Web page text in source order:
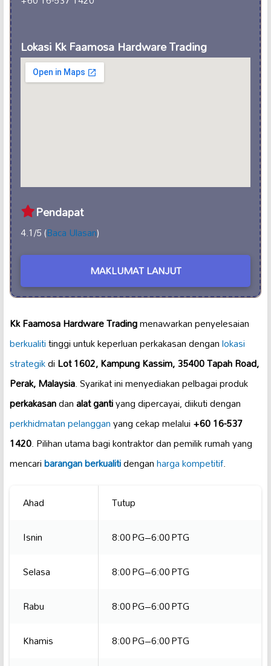
Lokasi Kk Faamosa Hardware Trading
Pendapat
4.1/5 (Baca Ulasan)
MAKLUMAT LANJUT
Kk Faamosa Hardware Tradingmenawarkan penyelesaian
berkualititinggi untuk keperluan perkakasan denganlokasi
strategikdiLot 1602, Kampung Kassim, 35400 Tapah Road,
Perak, Malaysia. Syarikat ini menyediakan pelbagai produk
perkakasandanalat gantiyang dipercayai, diikuti dengan
perkhidmatan pelangganyang cekap melalui+60 16-537
1420. Pilihan utama bagi kontraktor dan pemilik rumah yang
mencaribarangan berkualitidenganharga kompetitif.
Ahad
Tutup
Isnin
8:00 PG–6:00 PTG
Selasa
8:00 PG–6:00 PTG
Rabu
8:00 PG–6:00 PTG
Khamis
8:00 PG–6:00 PTG